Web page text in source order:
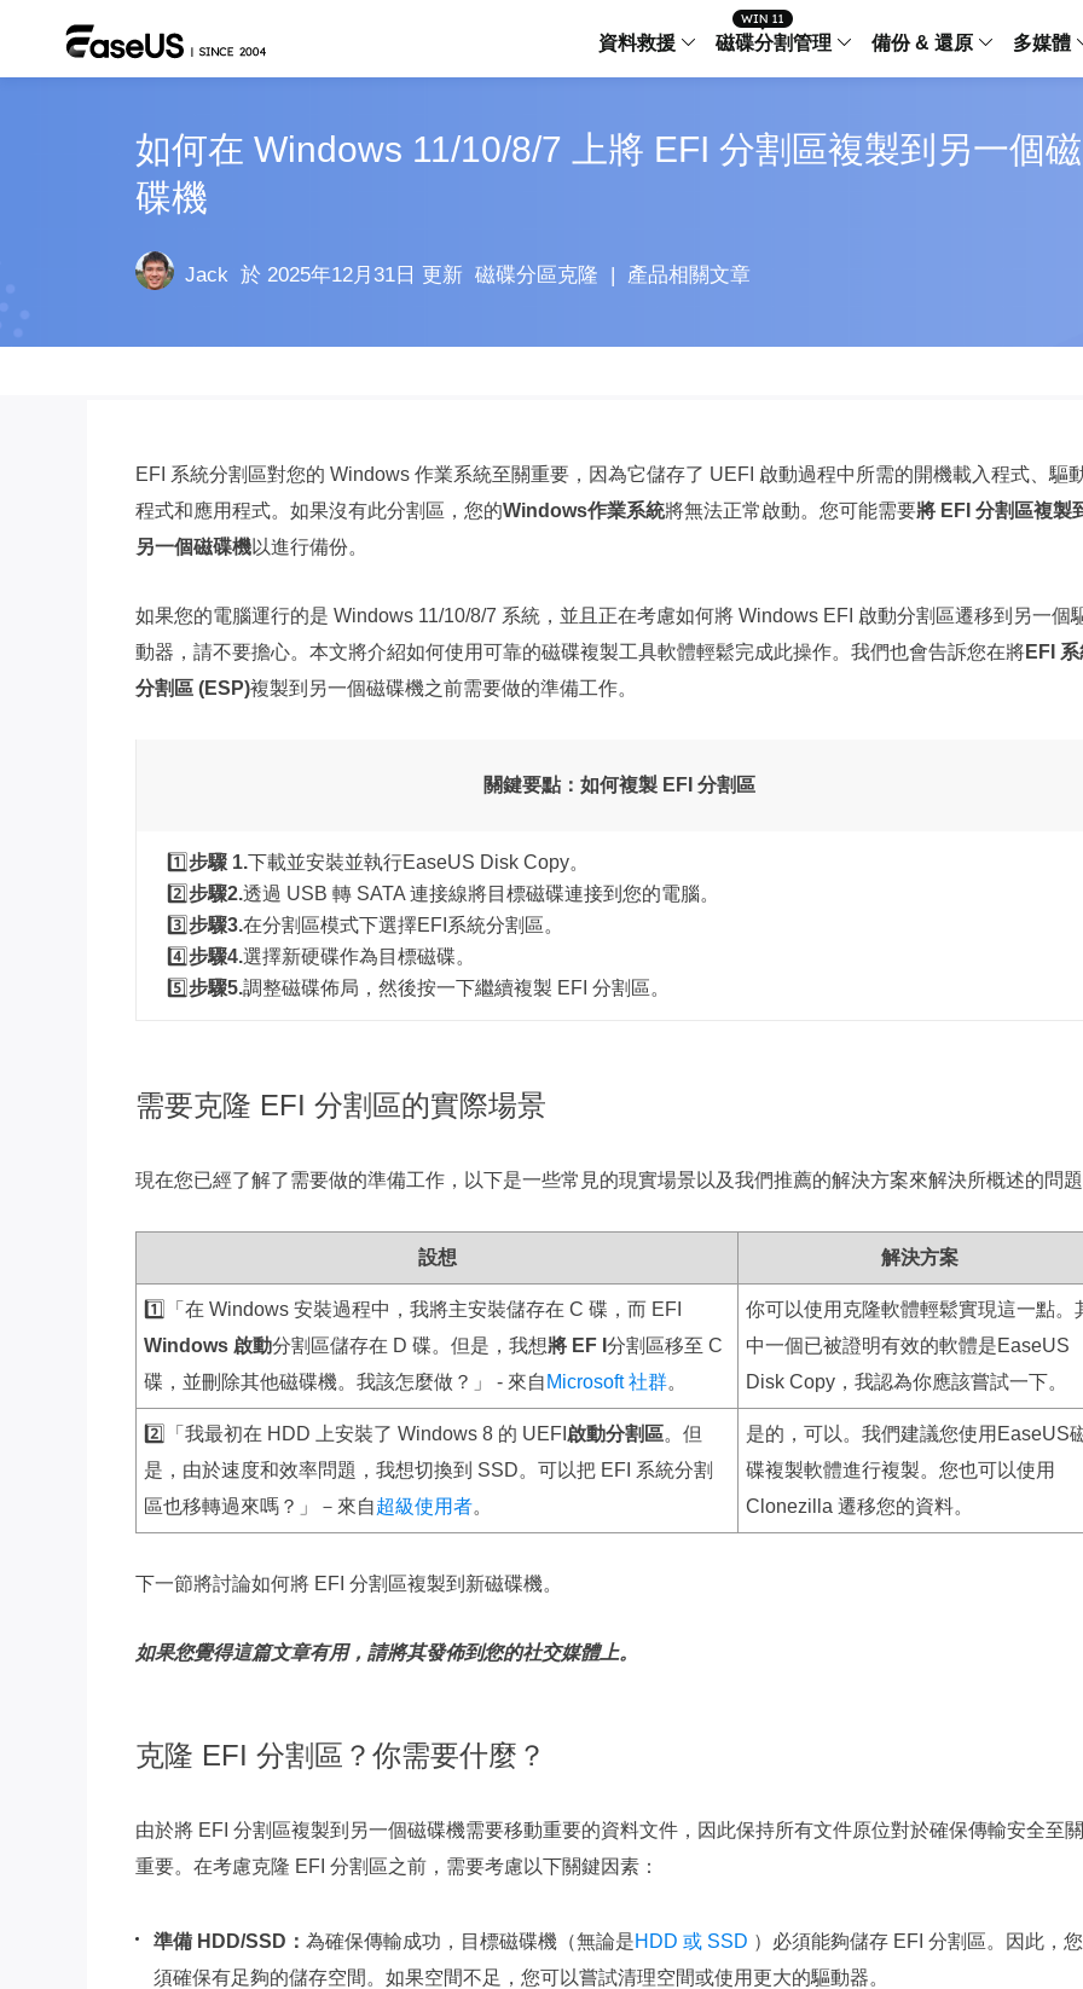
資料救援
Data Recovery Wizard
Windows 資料救援
Fixo AI-Powered
EDB 資料還原 & 修復
MS SQL 資料庫還原
磁碟分割管理
Partition Master
Windows 磁碟分割管理工
備份 & 還原
Todo
個人備
多媒體
傳輸軟體 Todo
電腦之間傳
OS2Go
如何在 Windows 11/10/8/7 上將 EFI 分割區複製到另一個磁
碟機
Jack 於 2025年12月31日 更新 磁碟分區克隆 | 產品相關文章
EFI 系統分割區對您的 Windows 作業系統至關重要，因為它儲存了 UEFI 啟動過程中所需的開機載入程式、驅
程式和應用程式。如果沒有此分割區，您的Windows作業系統將無法正常啟動。您可能需要將 EFI 分割區複製
另一個磁碟機以進行備份。
如果您的電腦運行的是 Windows 11/10/8/7 系統，並且正在考慮如何將 Windows EFI 啟動分割區遷移到另一個
動器，請不要擔心。本文將介紹如何使用可靠的磁碟複製工具軟體輕鬆完成此操作。我們也會告訴您在將EFI
分割區 (ESP)複製到另一個磁碟機之前需要做的準備工作。
關鍵要點：如何複製 EFI 分割區
1️⃣步驟 1.下載並安裝並執行EaseUS Disk Copy。
2️⃣步驟2.透過 USB 轉 SATA 連接線將目標磁碟連接到您的電腦。
3️⃣步驟3.在分割區模式下選擇EFI系統分割區。
4️⃣步驟4.選擇新硬碟作為目標磁碟。
5️⃣步驟5.調整磁碟佈局，然後按一下繼續複製 EFI 分割區。
需要克隆 EFI 分割區的實際場景
現在您已經了解了需要做的準備工作，以下是一些常見的現實場景以及我們推薦的解決方案來解決所概述的問
設想 解決方案
1️⃣「在 Windows 安裝過程中，我將主安裝儲存在 C 碟，而 EFI
Windows 啟動分割區儲存在 D 碟。但是，我想將 EF 分割區移至 C
碟，並刪除其他磁碟機。我該怎麼做？」 - 來自 Microsoft 社群。
你可以使用克隆軟體輕鬆實現這一點。
中一個已被證明有效的軟體是EaseUS
Disk Copy，我認為你應該嘗試一下。
2️⃣「我最初在 HDD 上安裝了 Windows 8 的 UEFI 啟動分割區。但
是，由於速度和效率問題，我想切換到 SSD。可以把 EFI 系統分割
區也移轉過來嗎？」－來自超級使用者。
是的，可以。我們建議您使用EaseUS
碟複製軟體進行複製。您也可以使用
Clonezilla 遷移您的資料。
下一節將討論如何將 EFI 分割區複製到新磁碟機。
如果您覺得這篇文章有用，請將其發佈到您的社交媒體上。
克隆 EFI 分割區？你需要什麼？
由於將 EFI 分割區複製到另一個磁碟機需要移動重要的資料文件，因此保持所有文件原位對於確保傳輸安全至關
重要。在考慮克隆 EFI 分割區之前，需要考慮以下關鍵因素：
準備 HDD/SSD： 為確保傳輸成功，目標磁碟機（無論是HDD 或 SSD ）必須能夠儲存 EFI 分割區。因此，
須確保有足夠的儲存空間。如果空間不足，您可以嘗試清理空間或使用更大的驅動器。